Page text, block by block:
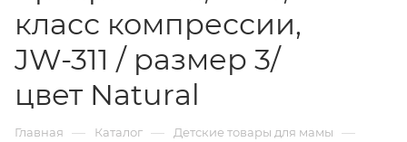
класс компрессии,
JW-311 / размер 3/
цвет Natural
Главная — Каталог — Детские товары для мамы —